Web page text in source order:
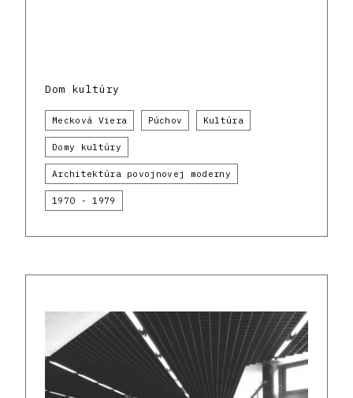
Dom kultúry
Mecková Viera Púchov Kultúra
Domy kultúry
Architektúra povojnovej moderny
1970 - 1979